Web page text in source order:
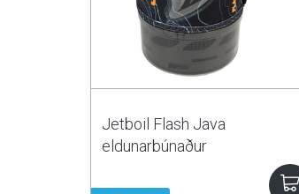
Jetboil Flash Java
eldunarbúnaður